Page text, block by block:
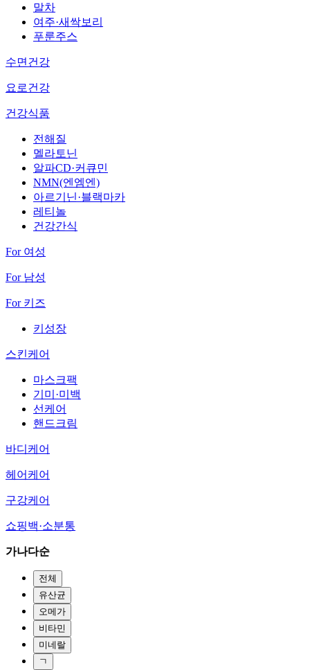
말차
여주·새싹보리
푸룬주스
수면건강
요로건강
건강식품
전해질
멜라토닌
알파CD·커큐민
NMN(엔엠엔)
아르기닌·블랙마카
레티놀
건강간식
For 여성
For 남성
For 키즈
키성장
스킨케어
마스크팩
기미·미백
선케어
핸드크림
바디케어
헤어케어
구강케어
쇼핑백·소분통
가나다순
전체
유산균
오메가
비타민
미네랄
ㄱ